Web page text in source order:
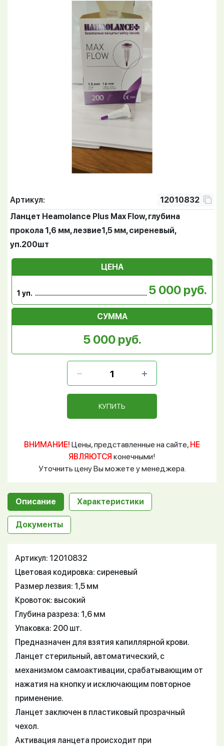
Артикул:
12010832
Ланцет Heamolance Plus Max Flow, глубина
прокола 1,6 мм, лезвие1,5 мм, cиреневый,
уп.200шт
ЦЕНА
1 уп. 5 000 руб.
СУММА
5 000 руб.
КУПИТЬ
ВНИМАНИЕ! Цены, представленные на сайте, НЕ
ЯВЛЯЮТСЯ конечными!
Уточнить цену Вы можете у менеджера.
Описание Характеристики
Документы
Артикул: 12010832
Цветовая кодировка: сиреневый
Размер лезвия: 1,5 мм
Кровоток: высокий
Глубина разреза: 1,6 мм
Упаковка: 200 шт.
Предназначен для взятия капиллярной крови.
Ланцет стерильный, автоматический, с
механизмом самоактивации, срабатывающим от
нажатия на кнопку и исключающим повторное
применение.
Ланцет заключен в пластиковый прозрачный
чехол.
Активация ланцета происходит при